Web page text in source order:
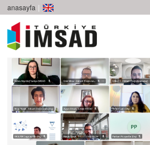
anasayfa |